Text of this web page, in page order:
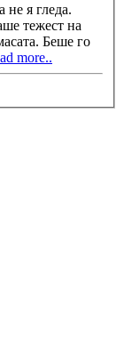
я гледа.
тежест на
Беше го
more..